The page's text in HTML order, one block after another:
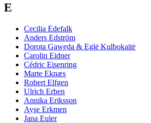
E
Cecilia Edefalk
Anders Edström
Dorota Gawęda & Eglė Kulbokaitė
Carolin Eidner
Cédric Eisenring
Marte Eknæs
Robert Elfgen
Ulrich Erben
Annika Eriksson
Ayşe Erkmen
Jana Euler